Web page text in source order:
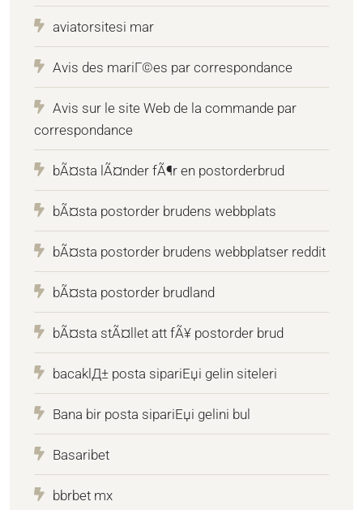
aviatorsitesi mar
Avis des mariГ©es par correspondance
Avis sur le site Web de la commande par
correspondance
bÃ¤sta lÃ¤nder fÃ¶r en postorderbrud
bÃ¤sta postorder brudens webbplats
bÃ¤sta postorder brudens webbplatser reddit
bÃ¤sta postorder brudland
bÃ¤sta stÃ¤llet att fÃ¥ postorder brud
bacaklД± posta sipariЕџi gelin siteleri
Bana bir posta sipariЕџi gelini bul
Basaribet
bbrbet mx